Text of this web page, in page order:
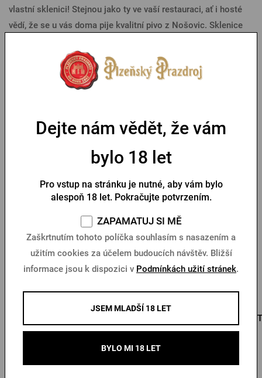
vlastní sklenici! Stejnou jako ty ve vaší restauraci, ať i hosté
vědí, že se u vás doma pije kvalitní pivo z Nošovic. Sklenice
motivem boha Radegasta a logem pivovaru. Originální sklenici
navrhl přední český designér Jan Čapek. Jelikož se jedná o
produkt upravený na přání zákazníka, tak požadujeme úhradu
Mohlo by se vám líbit
s věnováním
s věnováním
Dejte nám vědět, že vám
bylo 18 let
Pro vstup na stránku je nutné, aby vám bylo
alespoň 18 let. Pokračujte potvrzením.
ZAPAMATUJ SI MĚ
Zaškrtnutím tohoto políčka souhlasím s nasazením a
užitím cookies za účelem budoucích návštěv. Bližší
informace jsou k dispozici v Podmínkách užití stránek.
JSEM MLADŠÍ 18 LET
BYLO MI 18 LET